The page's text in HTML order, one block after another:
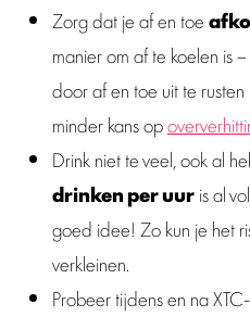
Zorg dat je af en toe
manier om af te koelen is
door af en toe uit te
minder kans op
Drink niet te veel, ook al
drinken per uuris al
goed idee! Zo kun je het
verkleinen.
Probeer tijdens en na